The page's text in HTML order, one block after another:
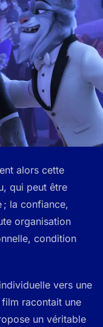
alors cette
qui peut être
; la confiance,
organisation
condition
vers une
racontait une
un véritable